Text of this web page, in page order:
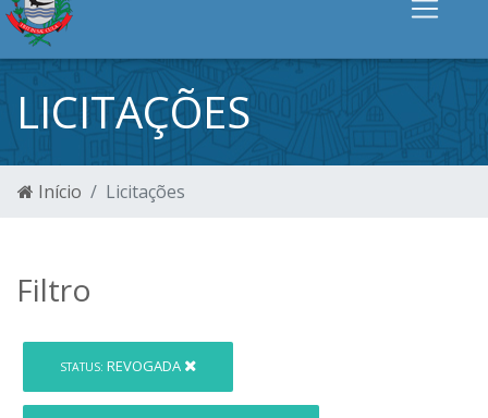
LICITAÇÕES
Início Licitações
Filtro
STATUS: REVOGADA